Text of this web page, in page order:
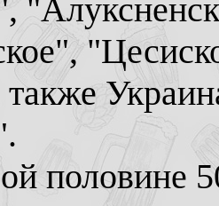
также
половине